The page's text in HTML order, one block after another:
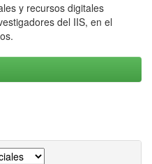
y recursos digitales
del IIS, en el